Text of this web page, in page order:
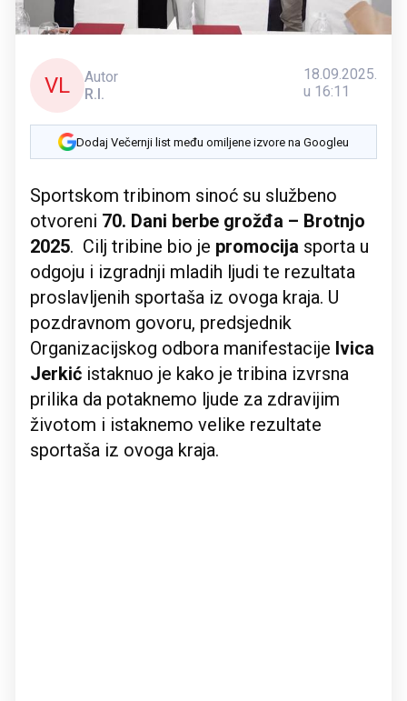
VL
Autor
R.I.
18.09.2025.
u 16:11
Dodaj Večernji list među omiljene izvore na Googleu
Sportskom tribinom sinoć su službeno
otvoreni 70. Dani berbe grožđa – Brotnjo
2025. Cilj tribine bio je promocija sporta u
odgoju i izgradnji mladih ljudi te rezultata
proslavljenih sportaša iz ovoga kraja. U
pozdravnom govoru, predsjednik
Organizacijskog odbora manifestacije Ivica
Jerkić istaknuo je kako je tribina izvrsna
prilika da potaknemo ljude za zdravijim
životom i istaknemo velike rezultate
sportaša iz ovoga kraja.